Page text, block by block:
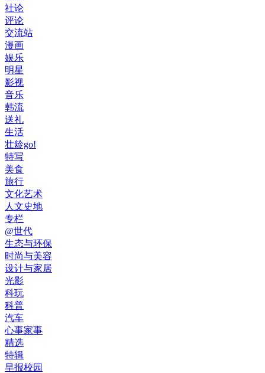
社论
评论
交流站
漫画
娱乐
明星
影视
音乐
韩流
送礼
生活
壮龄go!
特写
美食
旅行
文化艺术
人文史地
专栏
@世代
生态与环保
时尚与美容
设计与家居
光影
科玩
科普
汽车
心事家事
精选
特辑
早报校园